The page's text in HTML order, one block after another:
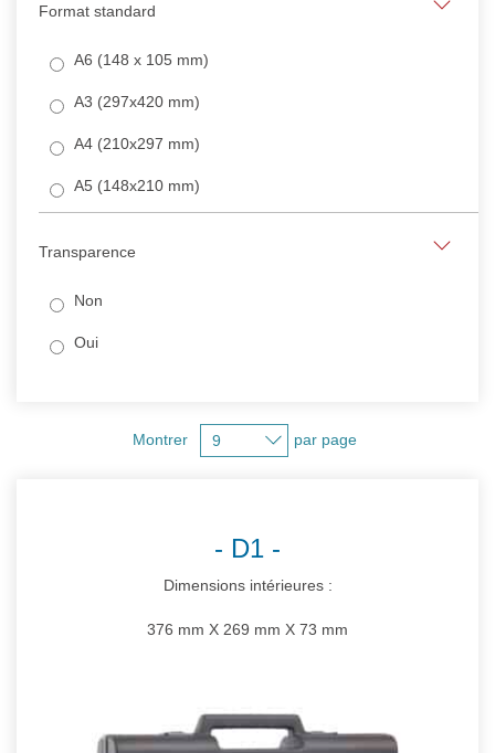
Format standard
A6 (148 x 105 mm)
A3 (297x420 mm)
A4 (210x297 mm)
A5 (148x210 mm)
Transparence
Non
Oui
Montrer par page
D1
Dimensions intérieures :
376 mm X 269 mm X 73 mm